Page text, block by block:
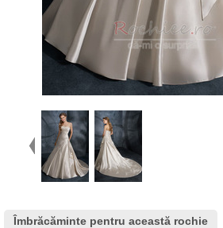
Îmbrăcăminte pentru această rochie